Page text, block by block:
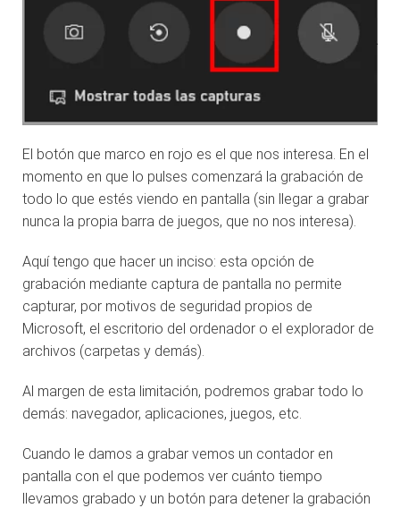
El botón que marco en rojo es el que nos interesa. En el
momento en que lo pulses comenzará la grabación de
todo lo que estés viendo en pantalla (sin llegar a grabar
nunca la propia barra de juegos, que no nos interesa).
Aquí tengo que hacer un inciso: esta opción de
grabación mediante captura de pantalla no permite
capturar, por motivos de seguridad propios de
Microsoft, el escritorio del ordenador o el explorador de
archivos (carpetas y demás).
Al margen de esta limitación, podremos grabar todo lo
demás: navegador, aplicaciones, juegos, etc.
Cuando le damos a grabar vemos un contador en
pantalla con el que podemos ver cuánto tiempo
llevamos grabado y un botón para detener la grabación